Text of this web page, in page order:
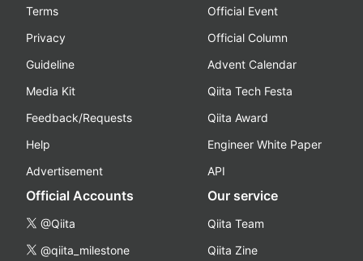
Terms
Privacy
Guideline
Media Kit
Feedback/Requests
Help
Advertisement
Official Event
Official Column
Advent Calendar
Qiita Tech Festa
Qiita Award
Engineer White Paper
API
Official Accounts
@Qiita
@qiita_milestone
Our service
Qiita Team
Qiita Zine